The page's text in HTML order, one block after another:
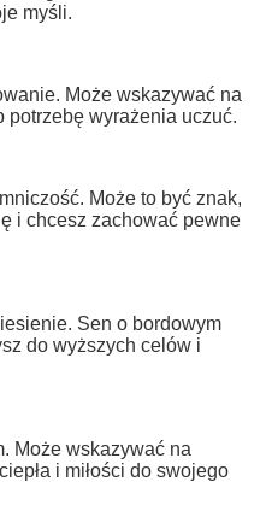
myśli.
Może wskazywać na
potrzebę wyrażenia uczuć.
Może to być znak,
i chcesz zachować pewne
Sen o bordowym
do wyższych celów i
Może wskazywać na
i miłości do swojego